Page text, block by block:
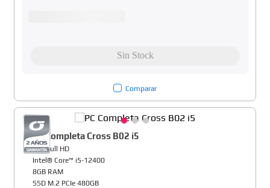
Comparar
PC Completa Cross B02 i5
22" Full HD
Intel® Core™ i5-12400
8GB RAM
SSD M.2 PCIe 480GB